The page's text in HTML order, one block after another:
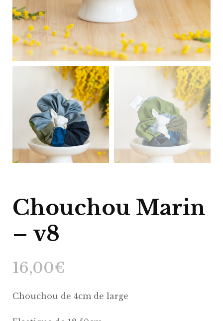
Chouchou Marin
– v8
16,00€
Chouchou de 4cm de large